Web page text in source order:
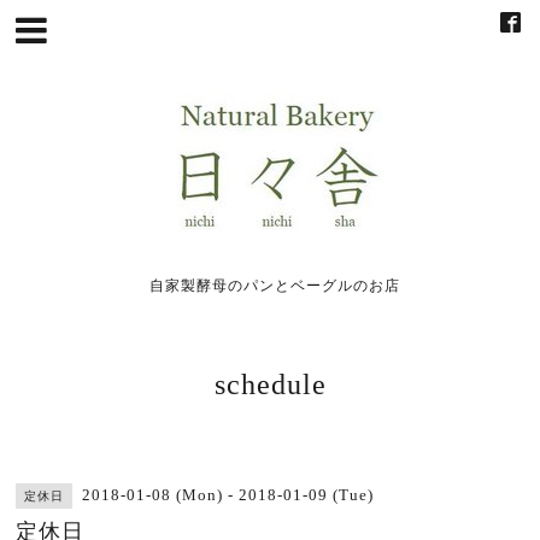
自家製酵母のパンとベーグルのお店
schedule
定休日 2018-01-08 (Mon) - 2018-01-09 (Tue)
定休日